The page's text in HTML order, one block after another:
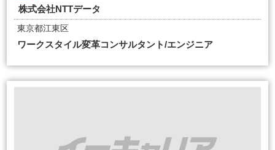
株式会社NTTデータ
東京都江東区
ワークスタイル変革コンサルタント/エンジニア